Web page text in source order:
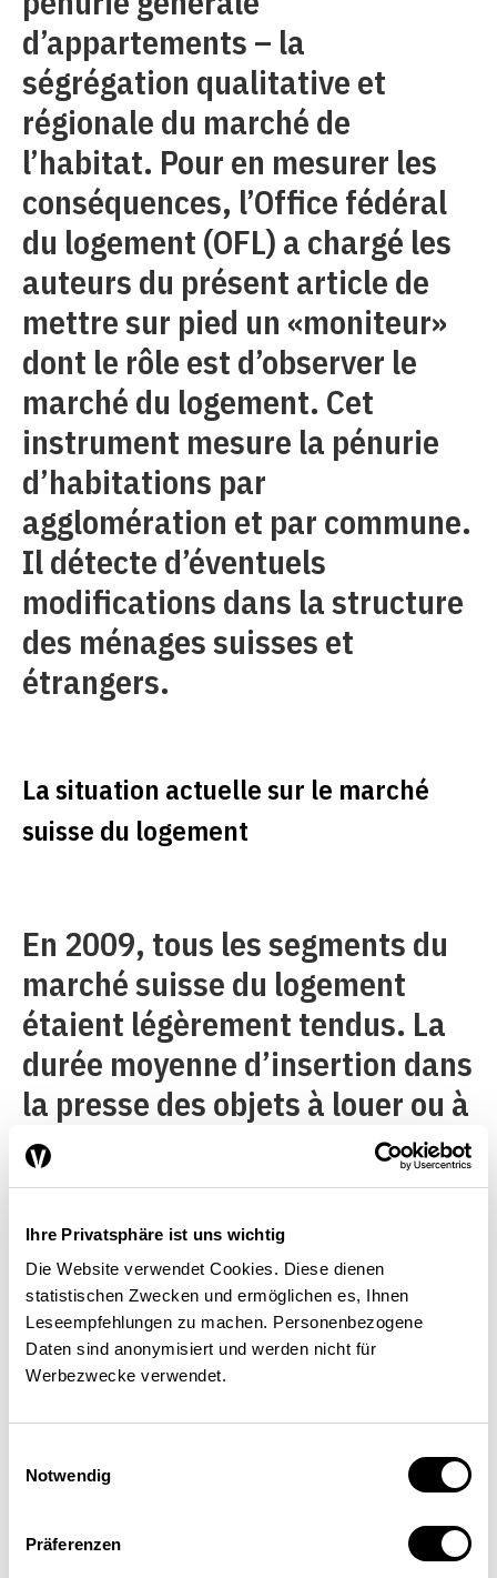
Ihre Privatsphäre ist uns wichtig
Die Website verwendet Cookies. Diese dienen
statistischen Zwecken und ermöglichen es, Ihnen
Leseempfehlungen zu machen. Personenbezogene
Daten sind anonymisiert und werden nicht für
Werbezwecke verwendet.
Notwendig
Präferenzen
d’appartements – la
ségrégation qualitative et
régionale du marché de
l’habitat. Pour en mesurer les
conséquences, l’Office fédéral
du logement (OFL) a chargé les
auteurs du présent article de
mettre sur pied un «moniteur»
dont le rôle est d’observer le
marché du logement. Cet
instrument mesure la pénurie
d’habitations par
agglomération et par commune.
Il détecte d’éventuels
modifications dans la structure
des ménages suisses et
étrangers.
La situation actuelle sur le marché
suisse du logement
En 2009, tous les segments du
marché suisse du logement
étaient légèrement tendus. La
durée moyenne d’insertion dans
la presse des objets à louer ou à
vendre a valeur d’indicateur en
ce domaine. Il faut la comparer
avec la durée d’insertion dans
une situation où les prix réels
resteraient stables. Si les
annonces paraissent
longtemps, il y a une
surabondance d’offres. Si elles
disparaissent rapidement, il y a
pénurie. Il s’agit en l’occurrence
d’un instantané qui est